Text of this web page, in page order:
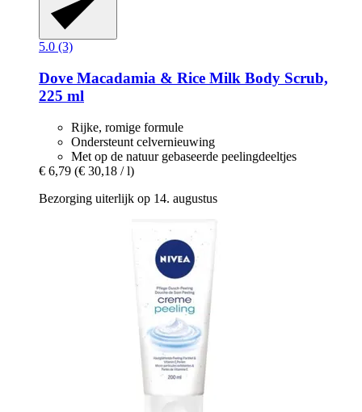
5.0 (3)
Dove Macadamia & Rice Milk Body Scrub,
225 ml
Rijke, romige formule
Ondersteunt celvernieuwing
Met op de natuur gebaseerde peelingdeeltjes
€ 6,79 (€ 30,18 / l)
Bezorging uiterlijk op 14. augustus